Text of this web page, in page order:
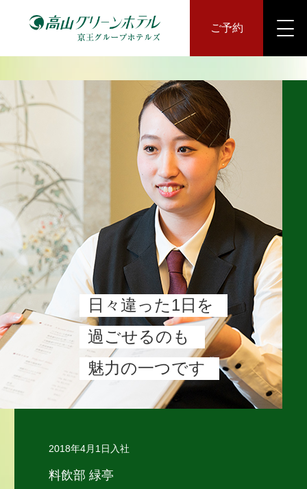
ご予約
日々違った1日を
過ごせるのも
魅力の一つです
2018年4月1日入社
料飲部 緑亭